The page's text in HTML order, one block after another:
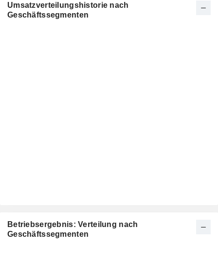
Umsatzverteilungshistorie nach
Geschäftssegmenten
Betriebsergebnis: Verteilung nach
Geschäftssegmenten